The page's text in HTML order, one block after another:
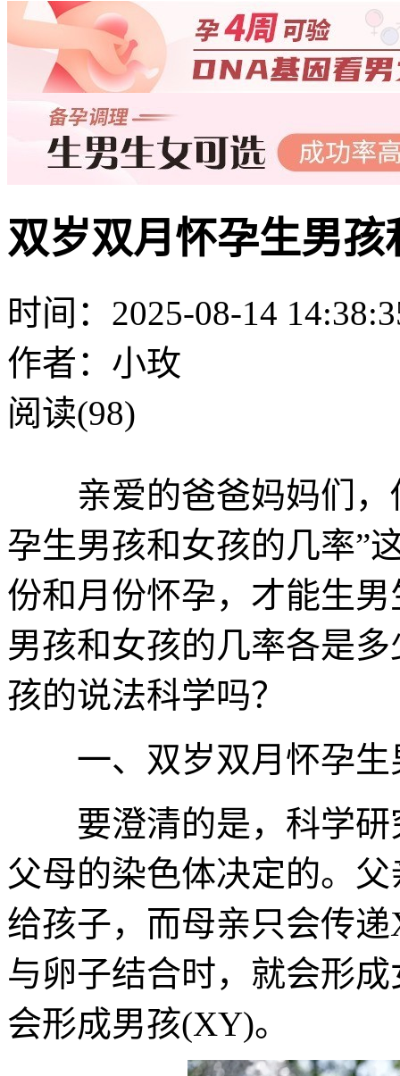
双岁双月怀孕生男
时间：2025-08-14
作者：小玫
阅读(98)
亲爱的爸爸妈妈们，
孕生男孩和女孩的几率”
份和月份怀孕，才能生
男孩和女孩的几率各是
孩的说法科学吗？
一、双岁双月怀孕生
要澄清的是，科学研
父母的染色体决定的。
给孩子，而母亲只会传
与卵子结合时，就会形
会形成男孩(XY)。